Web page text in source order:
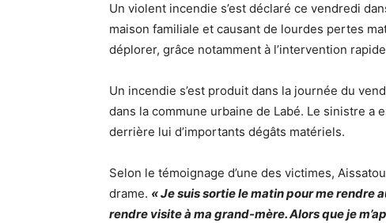
Un violent incendie s’est déclaré ce vendredi
maison familiale et causant de lourdes pertes
déplorer, grâce notamment à l’intervention
Un incendie s’est produit dans la journée du
dans la commune urbaine de Labé. Le sinistre a
derrière lui d’importants dégâts matériels.
Selon le témoignage d’une des victimes,
drame. « Je suis sortie le matin pour me rendre
rendre visite à ma grand-mère. Alors que je